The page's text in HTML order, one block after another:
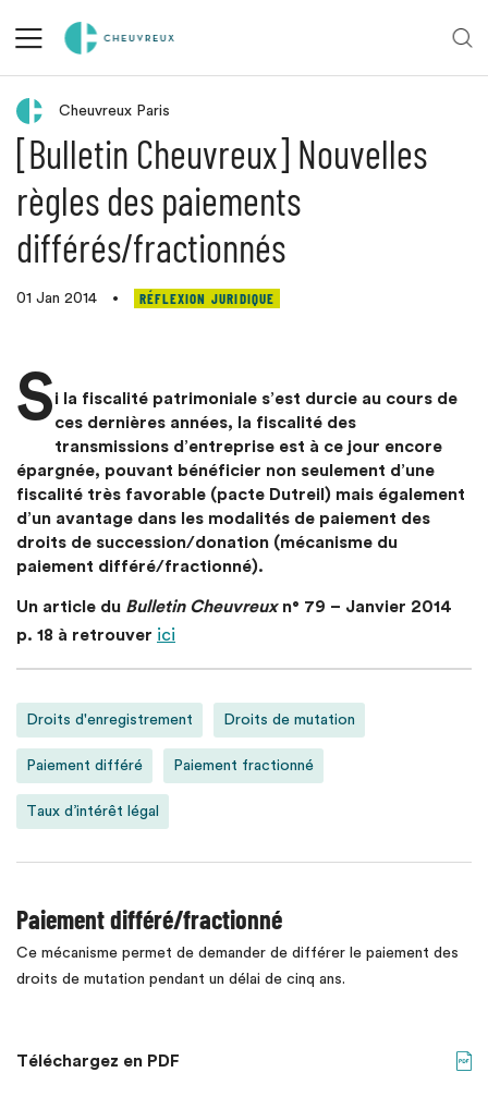
Retour aux actualités
Cheuvreux Paris
[Bulletin Cheuvreux] Nouvelles
règles des paiements
différés/fractionnés
01 Jan 2014 • RÉFLEXION JURIDIQUE
Si la fiscalité patrimoniale s’est durcie au cours de
ces dernières années, la fiscalité des
transmissions d’entreprise est à ce jour encore
épargnée, pouvant bénéficier non seulement d’une
fiscalité très favorable (pacte Dutreil) mais également
d’un avantage dans les modalités de paiement des
droits de succession/donation (mécanisme du
paiement différé/fractionné).
Un article du Bulletin Cheuvreuxn° 79 – Janvier 2014
p. 18 à retrouver ici
Droits d'enregistrement Droits de mutation
Paiement différé Paiement fractionné
Taux d’intérêt légal
Paiement différé/fractionné
Ce mécanisme permet de demander de différer le paiement des
droits de mutation pendant un délai de cinq ans.
Téléchargez en PDF